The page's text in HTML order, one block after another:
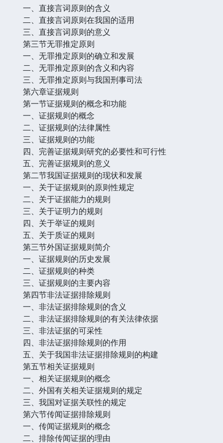
一、直接言词原则的含义
二、直接言词原则在我国的适用
三、直接言词原则的意义
第三节无罪推定原则
一、无罪推定原则的确立和发展
二、无罪推定原则的含义和内容
三、无罪推定原则与我国刑事司法
第六章证据规则
第一节证据规则的概念和功能
一、证据规则的概念
二、证据规则的法律属性
三、证据规则的功能
四、完善证据规则研究的必要性和可行性
五、完善证据规则的意义
第二节我国证据规则的现状和发展
一、关于证据规则的原则性规定
二、关于证据能力的规则
三、关于证明力的规则
四、关于举证的规则
五、关于质证的规则
第三节外国证据规则简介
一、证据规则的历史发展
二、证据规则的种类
三、证据规则的主要内容
第四节非法证据排除规则
一、非法证据排除规则的含义
二、非法证据排除规则的有关法律依据
三、非法证据的可采性
四、非法证据排除规则的作用
五、关于我国非法证据排除规则的构建
第五节相关证据规则
一、相关证据规则的概念
二、外国有关相关证据规则的规定
三、我国对证据关联性的规定
第六节传闻证据排除规则
一、传闻证据规则的概念
二、排除传闻证据的理由